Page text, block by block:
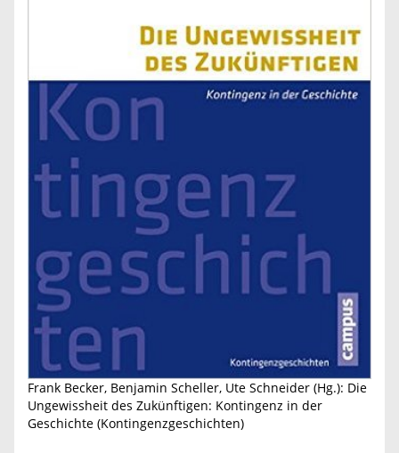
Frank Becker, Benjamin Scheller, Ute Schneider (Hg.): Die
Ungewissheit des Zukünftigen: Kontingenz in der
Geschichte (Kontingenzgeschichten)